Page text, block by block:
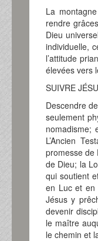
La
rendre
Dieu
individuelle,
l’attitude
élevées vers
SUIVRE
Descendre
seulement
nomadisme;
L’Ancien
promesse de
de Dieu; la
qui soutient
en Luc et en
Jésus y
devenir
le maître
le chemin et